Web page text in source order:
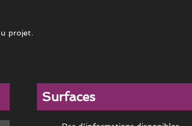
projet.
Surfaces